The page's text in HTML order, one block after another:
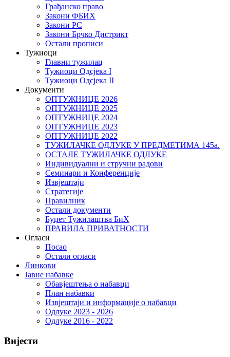
Грађанско право
Закони ФБИХ
Закони РС
Закони Брчко Дистрикт
Остали прописи
Тужиоци
Главни тужилац
Тужиоци Oдсјекa I
Тужиоци Oдсјекa II
Документи
ОПТУЖНИЦЕ 2026
ОПТУЖНИЦЕ 2025
ОПТУЖНИЦЕ 2024
ОПТУЖНИЦЕ 2023
ОПТУЖНИЦЕ 2022
ТУЖИЛАЧКЕ ОДЛУКЕ У ПРЕДМЕТИМА 145а.
ОСТАЛЕ ТУЖИЛАЧКЕ ОДЛУКЕ
Индивидуални и стручни радови
Семинари и Конференције
Извјештаји
Стратегије
Правилник
Остали документи
Буџет Тужилаштва БиХ
ПРАВИЛА ПРИВАТНОСТИ
Огласи
Посао
Остали огласи
Линкови
Јавне набавке
Обавјештења о набавци
План набавки
Извјештаји и информације о набавци
Одлуке 2023 - 2026
Одлуке 2016 - 2022
Вијести